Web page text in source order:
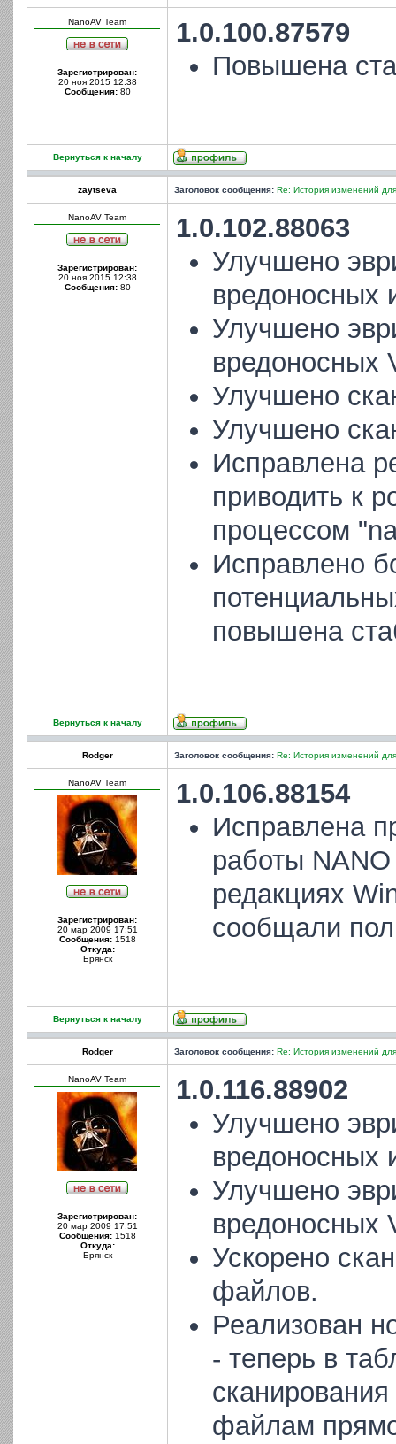
NanoAV Team
Зарегистрирован:
20 ноя 2015 12:38
Сообщения:80
1.0.100.87579
Повышена
Вернуться к началу
zaytseva Заголовок сообщения: Re: История изменений
NanoAV Team
Зарегистрирован:
20 ноя 2015 12:38
Сообщения:80
1.0.102.88063
Улучшено
вредоносных
Улучшено
вредоносных
Улучшено
Улучшено
Исправлена
приводить к
процессом
Исправлено
повышена
Вернуться к началу
Rodger Заголовок сообщения: Re: История изменений
NanoAV Team
Зарегистрирован:
20 мар 2009 17:51
Сообщения:1518
Откуда:
Брянск
1.0.106.88154
Исправлена
работы
редакциях
сообщали
Вернуться к началу
Rodger Заголовок сообщения: Re: История изменений
NanoAV Team
Зарегистрирован:
20 мар 2009 17:51
Сообщения:1518
Откуда:
Брянск
1.0.116.88902
Улучшено
вредоносных
Улучшено
вредоносных
Ускорено
файлов.
Реализован
- теперь в
файлам